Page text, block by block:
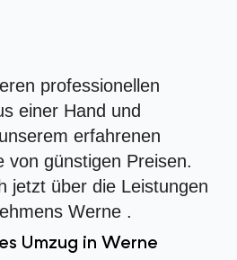
professionellen
einer Hand und
erfahrenen
von günstigen Preisen.
jetzt über die Leistungen
Werne .
Umzug in Werne